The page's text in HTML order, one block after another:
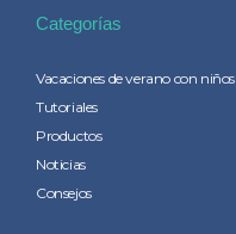
Categorías
Vacaciones de verano con niños
Tutoriales
Productos
Noticias
Consejos